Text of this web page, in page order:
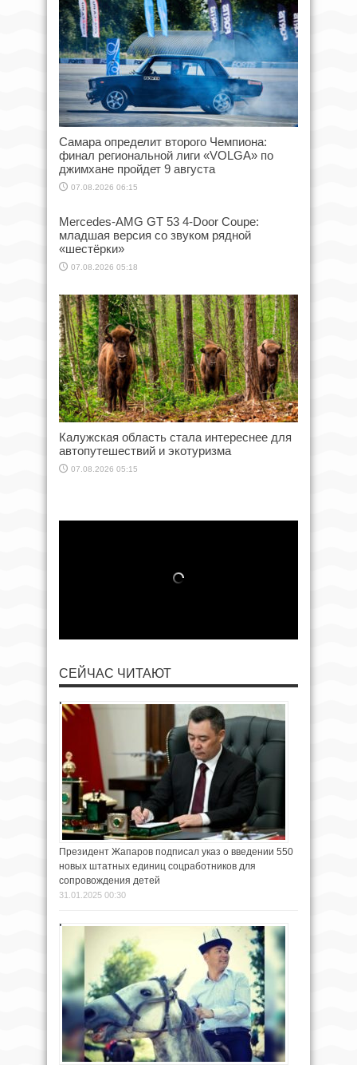
Самара определит второго Чемпиона:
финал региональной лиги «VOLGA» по
джимхане пройдет 9 августа
07.08.2026 06:15
Mercedes-AMG GT 53 4-Door Coupe:
младшая версия со звуком рядной
«шестёрки»
07.08.2026 05:18
Калужская область стала интереснее для
автопутешествий и экотуризма
07.08.2026 05:15
СЕЙЧАС ЧИТАЮТ
Президент Жапаров подписал указ о введении 550
новых штатных единиц соцработников для
сопровождения детей
31.01.2025 00:30